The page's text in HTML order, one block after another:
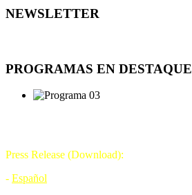
NEWSLETTER
PROGRAMAS EN DESTAQUE
Press Release (Download):
- Español